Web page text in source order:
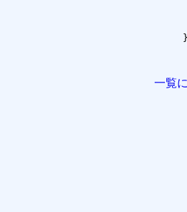
}
一覧